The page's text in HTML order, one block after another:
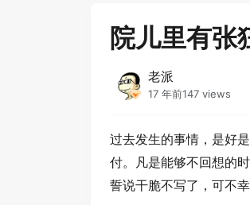
院儿里有张
老派
17 年前147 views
过去发生的事情，是好
付。凡是能够不回想的
誓说干脆不写了，可不幸